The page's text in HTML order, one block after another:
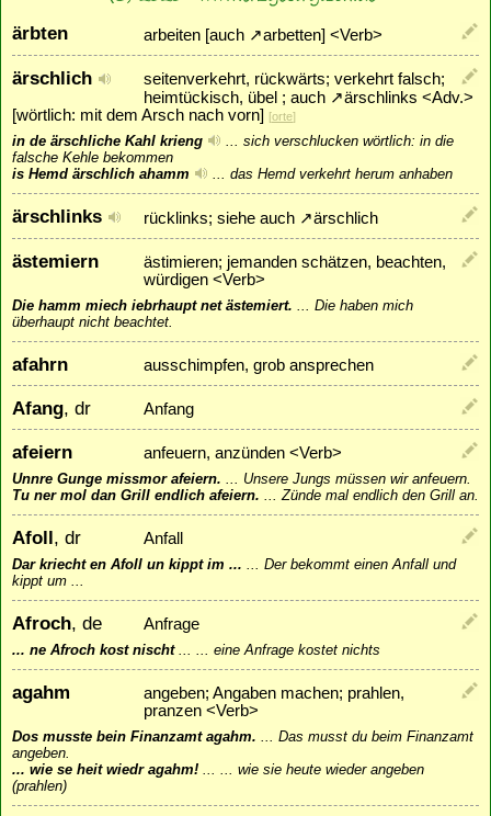
ärbten arbeiten [auch ↗arbetten] <Verb>
ärschlich
seitenverkehrt, rückwärts; verkehrt falsch;
heimtückisch, übel ; auch ↗ärschlinks <Adv.>
[wörtlich: mit dem Arsch nach vorn] [orte]
in de ärschliche Kahl krieng ... sich verschlucken wörtlich: in die
falsche Kehle bekommen
is Hemd ärschlich ahamm
... das Hemd verkehrt herum anhaben
ärschlinks rücklinks; siehe auch ↗ärschlich
ästemiern
ästimieren; jemanden schätzen, beachten,
würdigen <Verb>
Die hamm miech iebrhaupt net ästemiert. ... Die haben mich
überhaupt nicht beachtet.
afahrn ausschimpfen, grob ansprechen
Afang, dr Anfang
afeiern anfeuern, anzünden <Verb>
Unnre Gunge missmor afeiern. ... Unsere Jungs müssen wir anfeuern.
Tu ner mol dan Grill endlich afeiern. ...Zünde mal endlich den Grill an.
Afoll, dr Anfall
Dar kriecht en Afoll un kippt im ... ... Der bekommt einen Anfall und
kippt um ...
Afroch, de Anfrage
... ne Afroch kost nischt... ... eine Anfrage kostet nichts
agahm
angeben; Angaben machen; prahlen,
pranzen <Verb>
Dos musste bein Finanzamt agahm. ... Das musst du beim Finanzamt
angeben.
... wie se heit wiedr agahm! ... ... wie sie heute wieder angeben
(prahlen)